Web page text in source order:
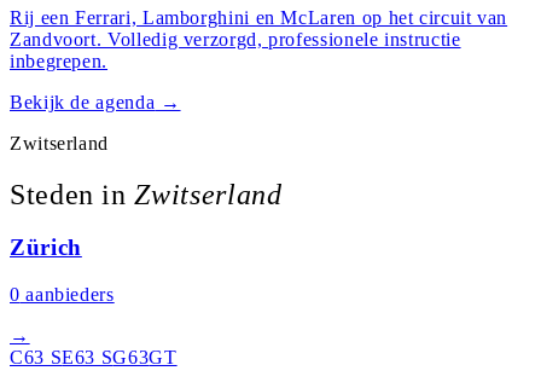
Rij een Ferrari, Lamborghini en McLaren op het circuit van
Zandvoort. Volledig verzorgd, professionele instructie
inbegrepen.
Bekijk de agenda →
Zwitserland
Steden inZwitserland
Zürich
0 aanbieders
→
C63 SE63 SG63GT